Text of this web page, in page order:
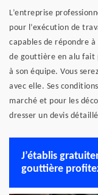
L’entreprise
pour l’exécution de
capables de répondre à
de gouttière en alu fait
à son équipe. Vous
avec elle. Ses
marché et pour les
dresser un devis
J’établis
gouttière